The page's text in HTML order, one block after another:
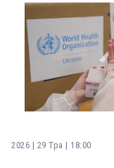
2026 | 29 Тра | 18:00